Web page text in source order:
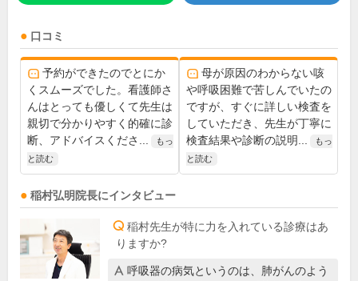
口コミ
予約ができたのでとにか
くスムーズでした。看護師さ
んはとっても優しくて先生は
親切で分かりやすく的確に診
断、アドバイスくださ...
もっ
と読む
母が原因のわからない咳
や呼吸困難で苦しんでいたの
ですが、すぐに詳しい検査を
していただき、先生が丁寧に
検査結果や診断の説明...
もっ
と読む
稲村弘明 院長にインタビュー
稲村先生が特に力を入れている診療はあ
りますか?
呼吸器の病気というのは、肺がんのよう